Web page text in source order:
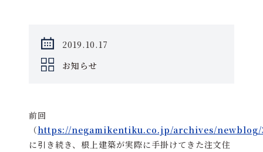
2019.10.17
お知らせ
前回
（https://negamikentiku.co.jp/archives/newblog/
に引き続き、根上建築が実際に手掛けてきた注文住